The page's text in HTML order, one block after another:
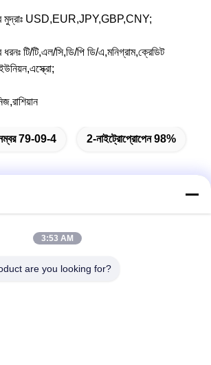
মুদ্রাঃ USD,EUR,JPY,GBP,CNY;
টি/টি,এল/সি,ডি/পি ডি/এ,মনিগ্রাম,ক্রেডিট
79-09-4 2-নাইট্রোপ্রোপেন 98%
3:53 AM
are you looking for?